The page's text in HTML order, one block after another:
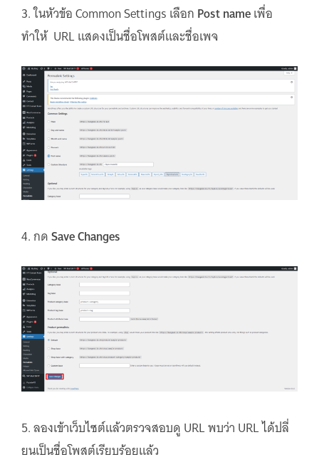
3. ในหัวข้อ Common Settings เลือก Post nameเพื่อ
ทำให้ URL แสดงเป็นชื่อโพสต์และชื่อเพจ
4. กดSave Changes
5. ลองเข้าเว็บไซต์แล้วตรวจสอบดู URL พบว่า URL ได้ปลี่
ยนเป็นชื่อโพสต์เรียบร้อยแล้ว